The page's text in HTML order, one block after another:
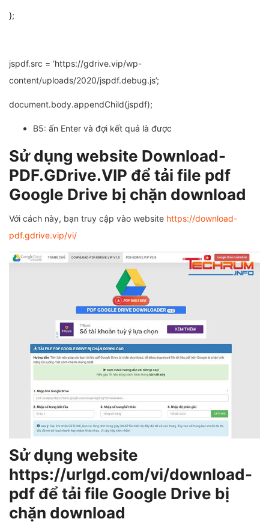
};
jspdf.src = ‘https://gdrive.vip/wp-
content/uploads/2020/jspdf.debug.js’;
document.body.appendChild(jspdf);
B5: ấn Enter và đợi kết quả là được
Sử dụng website Download-
PDF.GDrive.VIP để tải file pdf
Google Drive bị chặn download
Với cách này, bạn truy cập vào website https://download-
pdf.gdrive.vip/vi/
Sử dụng website
https://urlgd.com/vi/download-
pdf để tải file Google Drive bị
chặn download